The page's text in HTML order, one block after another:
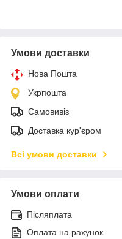
Умови доставки
Нова Пошта
Укрпошта
Самовивіз
Доставка кур'єром
Всі умови доставки
Умови оплати
Післяплата
Оплата на рахунок